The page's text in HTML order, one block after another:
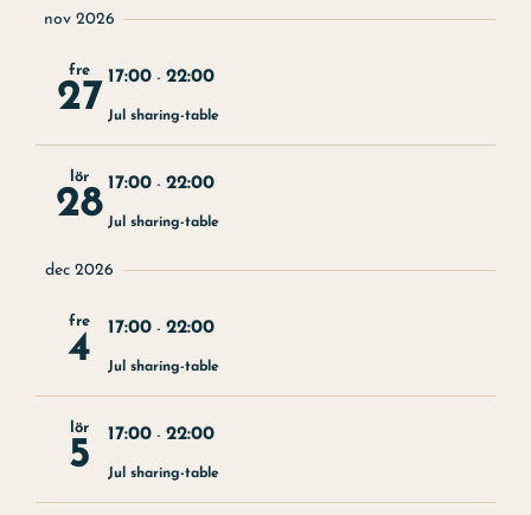
Fira
Konferens
Kontakt
Konst
datum
nov 2026
fre
27 17:00 - 22:00
Jul sharing-table
lör
28 17:00 - 22:00
Jul sharing-table
dec 2026
fre
4 17:00 - 22:00
Jul sharing-table
lör
5 17:00 - 22:00
Jul sharing-table